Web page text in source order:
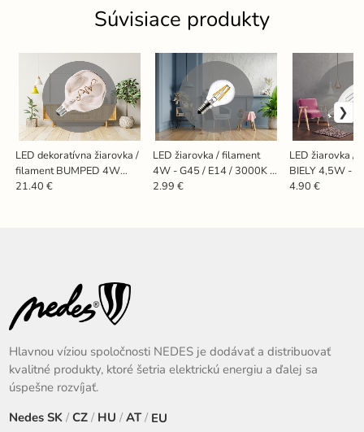
Súvisiace produkty
LED dekoratívna žiarovka /
filament BUMPED 4W
SMOKE - G125 / E27 /
21.40 €
LED žiarovka / filament
4W - G45 / E14 / 3000K -
ZLF812
2.99 €
LED žiarovka /
BIELY 4,5W -
3000K -
4.90 €
Hlavnou víziou spoločnosti NEDES je dodávať a distribuovať
kvalitné produkty, ktoré šetria elektrickú energiu a ďalej sa
úspešne rozvíjať.
NedesSK / CZ / HU / AT / EU